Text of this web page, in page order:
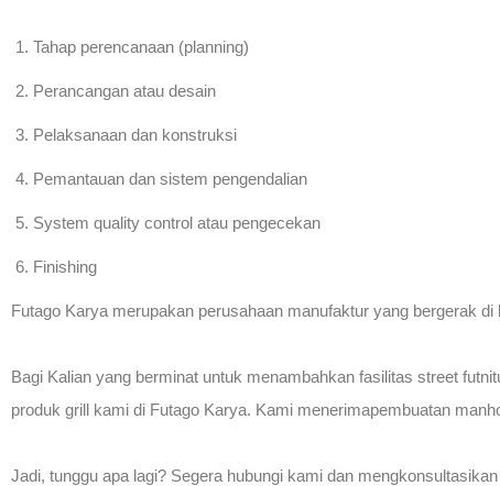
Tahap perencanaan (planning)
Perancangan atau desain
Pelaksanaan dan konstruksi
Pemantauan dan sistem pengendalian
System quality control atau pengecekan
Finishing
Futago Karya merupakan perusahaan manufaktur yang bergerak
Bagi Kalian yang berminat untuk menambahkan fasilitas street
produk grill kami di Futago Karya. Kami menerimapembuatan
Jadi, tunggu apa lagi? Segera hubungi kami dan